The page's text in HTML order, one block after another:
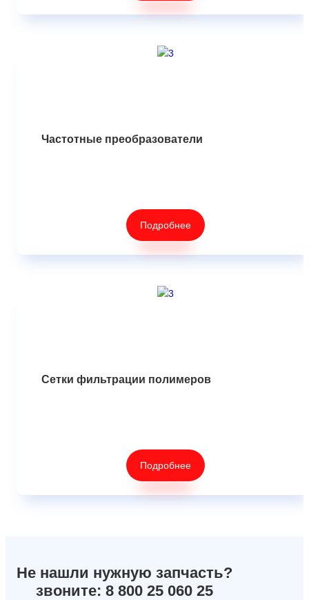
Частотные преобразователи
Подробнее
Сетки фильтрации полимеров
Подробнее
Не нашли нужную запчасть?
звоните: 8 800 25 060 25